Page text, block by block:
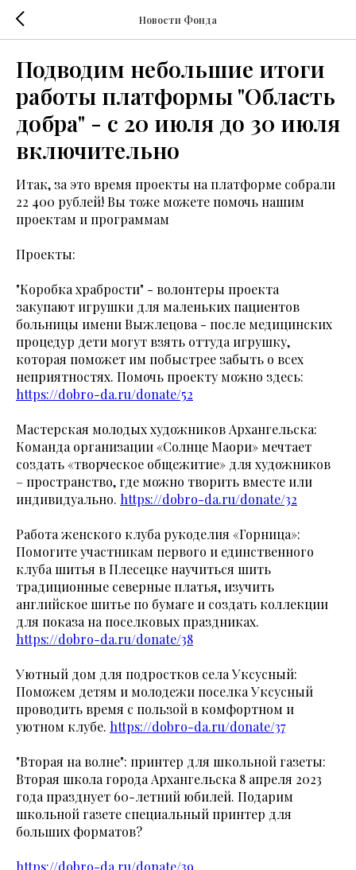
Новости Фонда
Подводим небольшие итоги
работы платформы "Область
добра" - с 20 июля до 30 июля
включительно
Итак, за это время проекты на платформе собрали
22 400 рублей! Вы тоже можете помочь нашим
проектам и программам
Проекты:
"Коробка храбрости" - волонтеры проекта
закупают игрушки для маленьких пациентов
больницы имени Выжлецова - после медицинских
процедур дети могут взять оттуда игрушку,
которая поможет им побыстрее забыть о всех
неприятностях. Помочь проекту можно здесь:
https://dobro-da.ru/donate/52
Мастерская молодых художников Архангельска:
Команда организации «Солнце Маори» мечтает
создать «творческое общежитие» для художников
– пространство, где можно творить вместе или
индивидуально. https://dobro-da.ru/donate/32
Работа женского клуба рукоделия «Горница»:
Помогите участникам первого и единственного
клуба шитья в Плесецке научиться шить
традиционные северные платья, изучить
английское шитье по бумаге и создать коллекции
для показа на поселковых праздниках.
https://dobro-da.ru/donate/38
Уютный дом для подростков села Уксусный:
Поможем детям и молодежи поселка Уксусный
проводить время с пользой в комфортном и
уютном клубе. https://dobro-da.ru/donate/37
"Вторая на волне": принтер для школьной газеты:
Вторая школа города Архангельска 8 апреля 2023
года празднует 60-летний юбилей. Подарим
школьной газете специальный принтер для
больших форматов?
https://dobro-da.ru/donate/39